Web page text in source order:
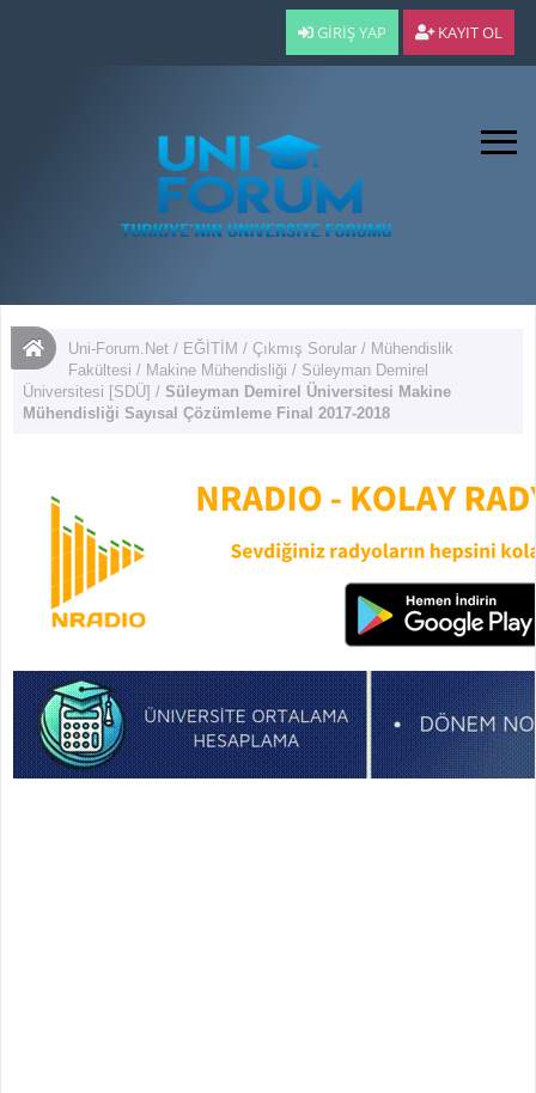
GIRIŞ YAP KAYIT OL
Uni-Forum.Net / EĞİTİM /Çıkmış Sorular / Mühendislik
Fakültesi / Makine Mühendisliği / Süleyman Demirel
Üniversitesi [SDÜ] /Süleyman Demirel Üniversitesi Makine
Mühendisliği Sayısal Çözümleme Final 2017-2018